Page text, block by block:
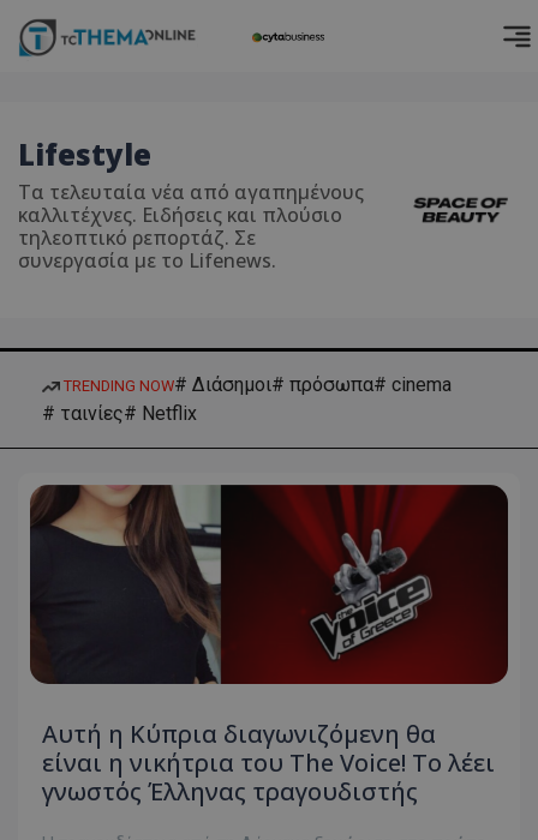
Lifestyle
Τα τελευταία νέα από αγαπημένους
καλλιτέχνες. Ειδήσεις και πλούσιο
τηλεοπτικό ρεπορτάζ. Σε
συνεργασία με το Lifenews.
TRENDING NOW# Διάσημοι# πρόσωπα# cinema
# ταινίες# Netflix
Αυτή η Κύπρια διαγωνιζόμενη θα
είναι η νικήτρια του Τhe Voice! Το λέει
γνωστός Έλληνας τραγουδιστής